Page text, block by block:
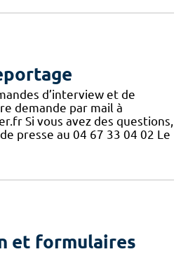
d’interview et de
demande par mail à
Si vous avez des questions,
presse au 04 67 33 04 02 Le
et formulaires